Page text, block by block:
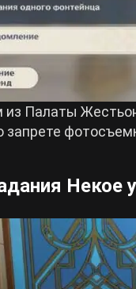
Палаты
запрете
Некое